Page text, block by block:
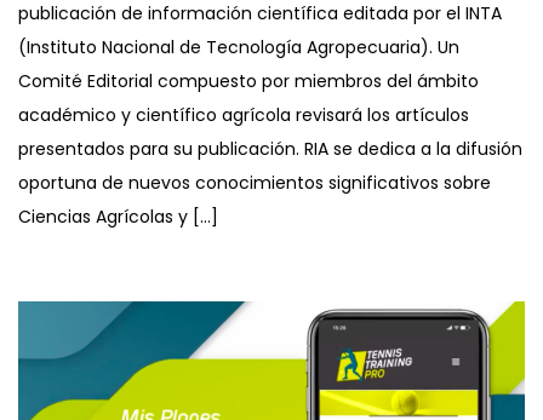
publicación de información científica editada por el INTA
(Instituto Nacional de Tecnología Agropecuaria). Un
Comité Editorial compuesto por miembros del ámbito
académico y científico agrícola revisará los artículos
presentados para su publicación. RIA se dedica a la difusión
oportuna de nuevos conocimientos significativos sobre
Ciencias Agrícolas y […]